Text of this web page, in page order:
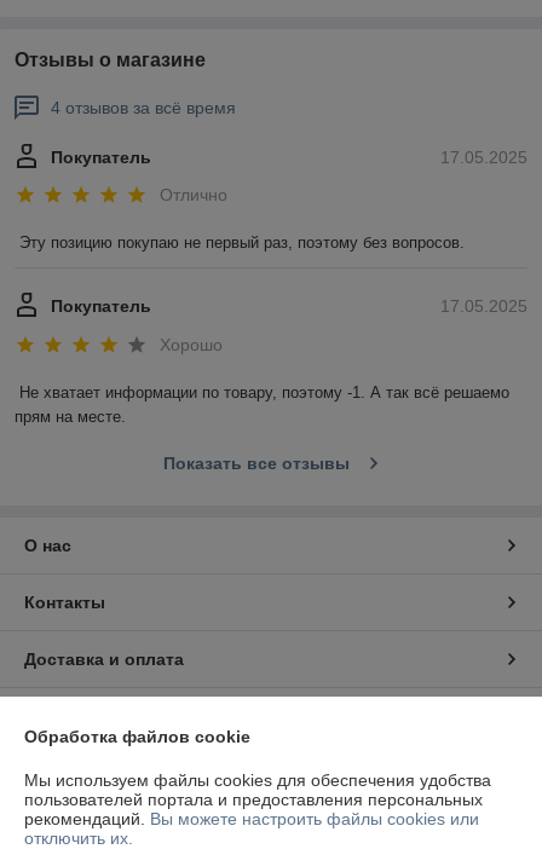
Отзывы о магазине
4 отзывов за всё время
17.05.2025
Покупатель
Отлично
Эту позицию покупаю не первый раз, поэтому без вопросов.
17.05.2025
Покупатель
Хорошо
Не хватает информации по товару, поэтому -1. А так всё решаемо
прям на месте.
Показать все отзывы
О нас
Контакты
Доставка и оплата
Полная версия сайта
Политика обработки cookies
Обработка файлов cookie
Мы используем файлы cookies для обеспечения удобства
пользователей портала и предоставления персональных
рекомендаций. Вы можете настроить файлы cookies или
отключить их.